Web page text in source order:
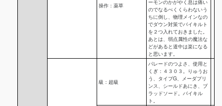
操作：薬草
ーモンのかがやく息は痛い
のでなるべくくらわないう
ちに倒し、物理メインなの
でダウン対策でバイキルト
を２つ入れておきました。
あとは、弱点属性の魔法な
どがあると道中は楽になる
と思います。
級：超級
パレードのつよさ、使用と
くぎ：４３０３。りゅうお
う、タイプG、メーダプリ
ンス、シールドあにき、ブ
ラッドソード。バイキル
ト。